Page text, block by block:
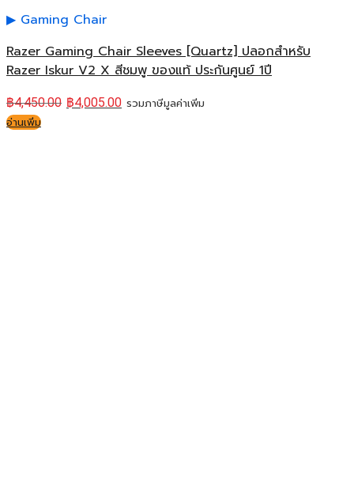
Gaming Chair
Razer Gaming Chair Sleeves [Quartz] ปลอกสำหรับ
Razer Iskur V2 X สีชมพู ของแท้ ประกันศูนย์ 1ปี
฿4,450.00 ฿4,005.00 รวมภาษีมูลค่าเพิ่ม
อ่านเพิ่ม